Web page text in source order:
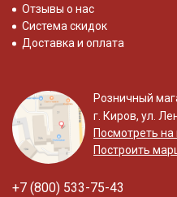
Отзывы о нас
Система скидок
Доставка и оплата
Розничный
г. Киров, ул.
Посмотреть на
Построить
+7 (800) 533-75-43